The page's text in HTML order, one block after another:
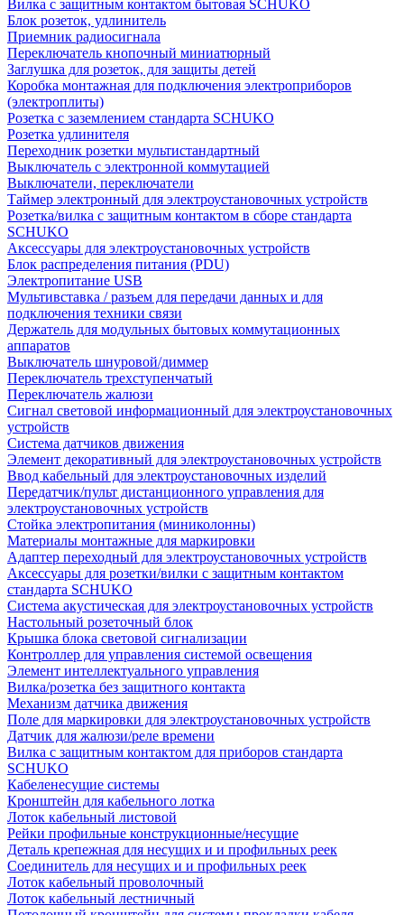
Вилка с защитным контактом бытовая SCHUKO
Блок розеток, удлинитель
Приемник радиосигнала
Переключатель кнопочный миниатюрный
Заглушка для розеток, для защиты детей
Коробка монтажная для подключения электроприборов
(электроплиты)
Розетка с заземлением стандарта SCHUKO
Розетка удлинителя
Переходник розетки мультистандартный
Выключатель с электронной коммутацией
Выключатели, переключатели
Таймер электронный для электроустановочных устройств
Розетка/вилка с защитным контактом в сборе стандарта
SCHUKO
Аксессуары для электроустановочных устройств
Блок распределения питания (PDU)
Электропитание USB
Мультивставка / разъем для передачи данных и для
подключения техники связи
Держатель для модульных бытовых коммутационных
аппаратов
Выключатель шнуровой/диммер
Переключатель трехступенчатый
Переключатель жалюзи
Сигнал световой информационный для электроустановочных
устройств
Система датчиков движения
Элемент декоративный для электроустановочных устройств
Ввод кабельный для электроустановочных изделий
Передатчик/пульт дистанционного управления для
электроустановочных устройств
Стойка электропитания (миниколонны)
Материалы монтажные для маркировки
Адаптер переходный для электроустановочных устройств
Аксессуары для розетки/вилки с защитным контактом
стандарта SCHUKO
Система акустическая для электроустановочных устройств
Настольный розеточный блок
Крышка блока световой сигнализации
Контроллер для управления системой освещения
Элемент интеллектуального управления
Вилка/розетка без защитного контакта
Механизм датчика движения
Поле для маркировки для электроустановочных устройств
Датчик для жалюзи/реле времени
Вилка с защитным контактом для приборов стандарта
SCHUKO
Кабеленесущие системы
Кронштейн для кабельного лотка
Лоток кабельный листовой
Рейки профильные конструкционные/несущие
Деталь крепежная для несущих и и профильных реек
Соединитель для несущих и и профильных реек
Лоток кабельный проволочный
Лоток кабельный лестничный